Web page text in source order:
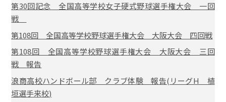
第30回記念 全国高等学校女子硬式野球選手権大会 一回
戦
第108回 全国高等学校野球選手権大会 大阪大会 四回戦
第108回 全国高等学校野球選手権大会 大阪大会 三回
戦 報告
浪商高校ハンドボール部 クラブ体験 報告(リーグH 植
垣選手来校)